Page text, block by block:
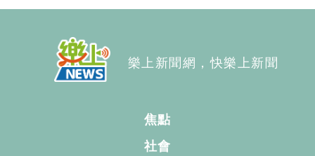
樂上新聞網，快樂上新聞
焦點
社會